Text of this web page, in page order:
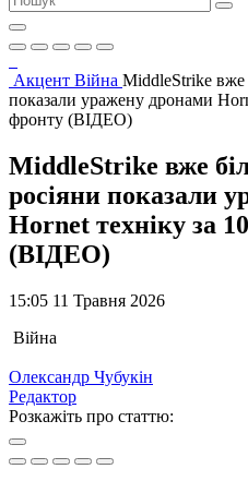
Акцент Війна MiddleStrike вже
показали уражену дронами
фронту (ВІДЕО)
MiddleStrike вже
росіяни показали
Hornet техніку за
(ВІДЕО)
15:05 11 Травня 2026
Війна
Олександр Чубукін
Редактор
Розкажіть про статтю: